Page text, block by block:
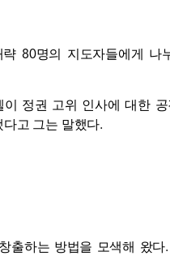
80명의 지도자들에게 나
정권 고위 인사에 대한
고 그는 말했다.
출하는 방법을 모색해 왔